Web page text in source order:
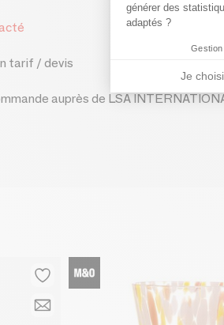
tarif / devis
auprès de LSA
générer des
adaptés ?
Je